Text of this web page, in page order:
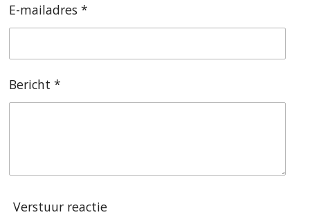
E-mailadres *
Bericht *
Verstuur reactie